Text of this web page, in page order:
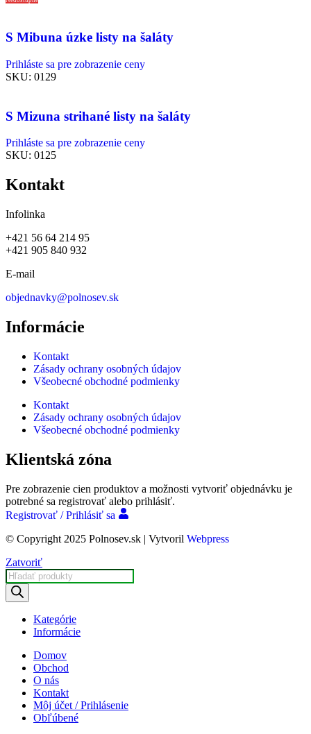
S Mibuna úzke listy na šaláty
Prihláste sa pre zobrazenie ceny
SKU: 0129
S Mizuna strihané listy na šaláty
Prihláste sa pre zobrazenie ceny
SKU: 0125
Kontakt
Infolinka
+421 56 64 214 95
+421 905 840 932
E-mail
objednavky@polnosev.sk
Informácie
Kontakt
Zásady ochrany osobných údajov
Všeobecné obchodné podmienky
Kontakt
Zásady ochrany osobných údajov
Všeobecné obchodné podmienky
Klientská zóna
Pre zobrazenie cien produktov a možnosti vytvoriť objednávku je
potrebné sa registrovať alebo prihlásiť.
Registrovať / Prihlásiť sa
© Copyright 2025 Polnosev.sk | Vytvoril Webpress
Zatvoriť
Products
search
Kategórie
Informácie
Domov
Obchod
O nás
Kontakt
Môj účet / Prihlásenie
Obľúbené